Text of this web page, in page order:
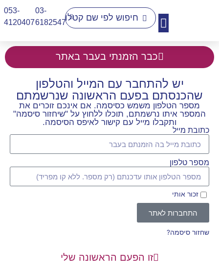
03-
6182547
053-
4120407​
כבר הזמנתי בעבר באתר
זו הפעם הראשונה שלי
יש להתחבר עם המייל והטלפון
שהכנסתם בפעם הראשונה שנרשמתם
מספר הטלפון משמש כסיסמה. אם אינכם זוכרים את
המספר איתו נרשמתם, תוכלו ללחוץ על "שיחזור סיסמה"
ותקבלו מייל עם קישור לאיפס הסיסמה.
כתובת מייל
מספר טלפון
זכור אותי
התחברות לאתר
שחזור סיסמה?